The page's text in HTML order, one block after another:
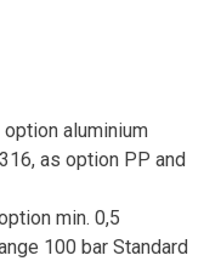
aluminium
as option PP and
min. 0,5
100 bar Standard